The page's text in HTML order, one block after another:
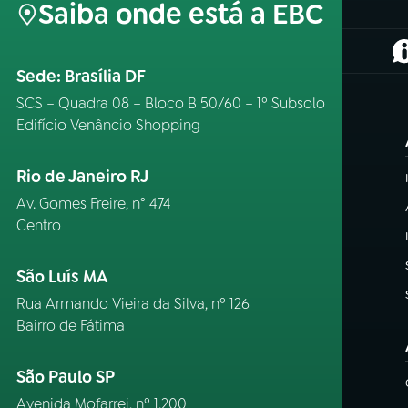
Saiba onde está a EBC
Sede: Brasília DF
SCS – Quadra 08 – Bloco B 50/60 – 1º Subsolo
Edifício Venâncio Shopping
Rio de Janeiro RJ
Av. Gomes Freire, n° 474
Centro
São Luís MA
Rua Armando Vieira da Silva, nº 126
Bairro de Fátima
São Paulo SP
Avenida Mofarrej, nº 1.200